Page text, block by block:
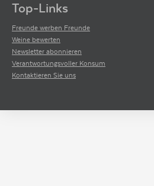
Top-Links
Freunde werben Freunde
Weine bewerten
Newsletter abonnieren
Verantwortungsvoller Konsum
Kontaktieren Sie uns